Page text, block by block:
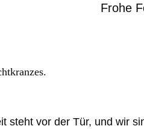
Frohe
steht vor der Tür, und wir